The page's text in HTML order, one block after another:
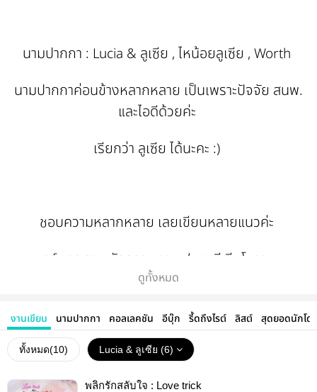
นามปากกา : Lucia & ลูเซีย , ไหน้อยลูเซีย , Worth
นามปากกาค่อนข้างหลากหลาย เป็นเพราะปัจจัย สนพ.
และไอดีด้วยค่ะ
เรียกว่า ลูเซีย ได้นะคะ :)
ชอบความหลากหลาย เลยเขียนหลายแนวค่ะ
นอร์มอล วาย รักธรรมดา แฟนตาซี จีนโบราณ
ดูทั้งหมด
งานเขียน นามปากกา คอลเลคชัน อีบุ๊ก รี้ดถึงไรต์ ลิสต์ สุดยอดนักโด
ทั้งหมด(10) Lucia & ลูเซีย (6)
พลิกรักสลับใจ : Love trick